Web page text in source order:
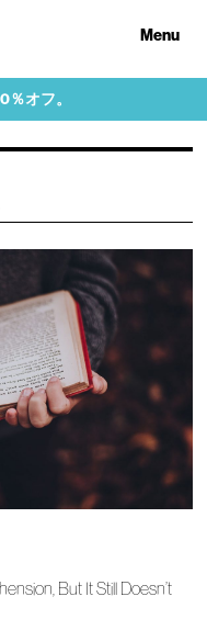
Menu
オフ。
But It Still Doesn’t